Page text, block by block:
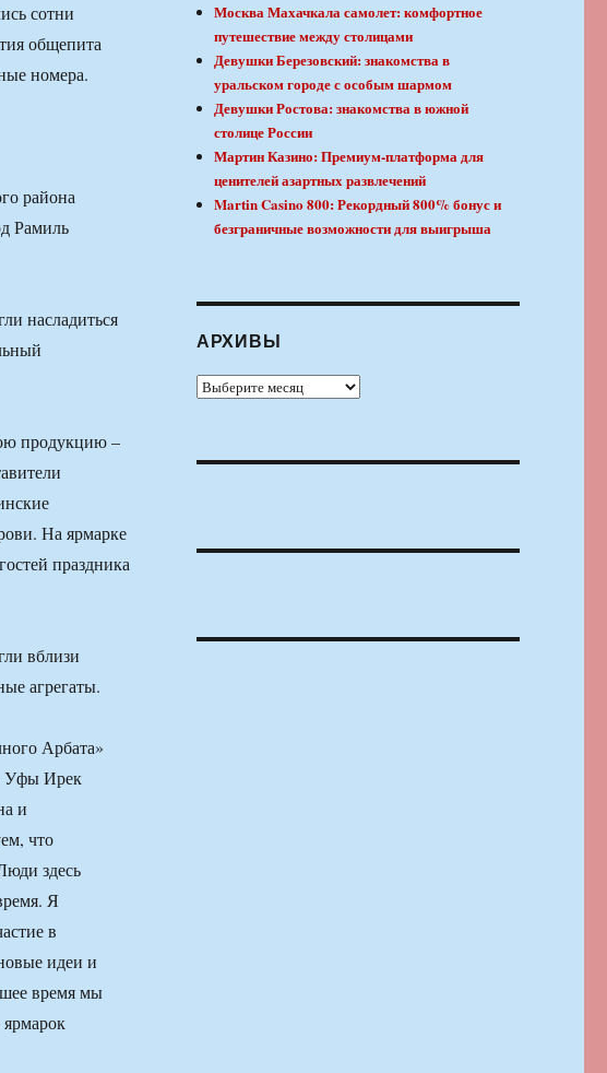
сотни
общепита
номера.
района
Рамиль
насладиться
продукцию –
На ярмарке
праздника
вблизи
агрегаты.
Арбата»
Уфы Ирек
и
что
здесь
Я
в
идеи и
время мы
Москва Махачкала самолет: комфортное
путешествие между столицами
Девушки Березовский: знакомства в
уральском городе с особым шармом
Девушки Ростова: знакомства в южной
столице России
Мартин Казино: Премиум-платформа для
ценителей азартных развлечений
Martin Casino 800: Рекордный 800% бонус и
безграничные возможности для выигрыша
АРХИВЫ
Архивы